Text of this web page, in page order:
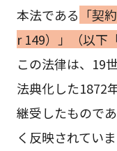
本法である 「契
r 149）」（以下
この法律は、19
法典化した1872
継受したもので
く反映されてい